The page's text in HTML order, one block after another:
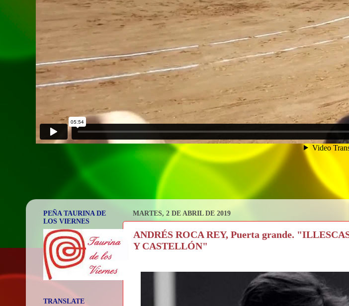
MARTES, 2 DE ABRIL DE 2019
ANDRÉS ROCA REY, Puerta grande.
Y CASTELLÓN"
PEÑA TAURINA DE
LOS VIERNES
TRANSLATE